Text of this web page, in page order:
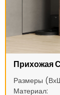
Прихожая
Размеры
Материал: